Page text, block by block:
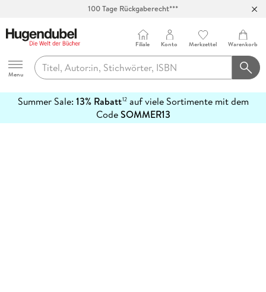
100 Tage Rückgaberecht***
Hugendubel
Menu
Filiale Konto Merkzettel Warenkorb
Summer Sale: 13% Rabatt12auf viele Sortimente mit dem
CodeSOMMER13
erfahren